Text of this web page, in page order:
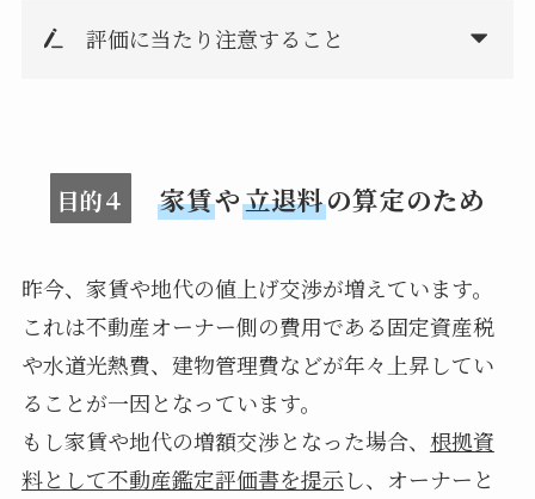
評価に当たり注意すること
目的４ 家賃や立退料の算定のため
昨今、家賃や地代の値上げ交渉が増えています。
これは不動産オーナー側の費用である固定資産税
や水道光熱費、建物管理費などが年々上昇してい
ることが一因となっています。
もし家賃や地代の増額交渉となった場合、 根拠資
料として不動産鑑定評価書を提示し、オーナーと